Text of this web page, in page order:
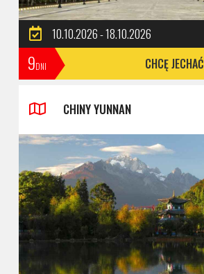
10.10.2026 - 18.10.2026
9DNI CHCĘ JECHAĆ
CHINY YUNNAN